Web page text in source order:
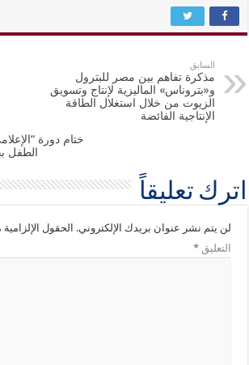
السابق
مذكرة تفاهم بين مصر للبترول
و«بتروناس» الماليزية لإنتاج وتسويق
الزيوت من خلال استغلال الطاقة
الإنتاجية الفائضة
ختام دورة
الطفل
اترك تعليقاً
لن يتم نشر عنوان بريدك الإلكتروني. الحقول
التعليق*